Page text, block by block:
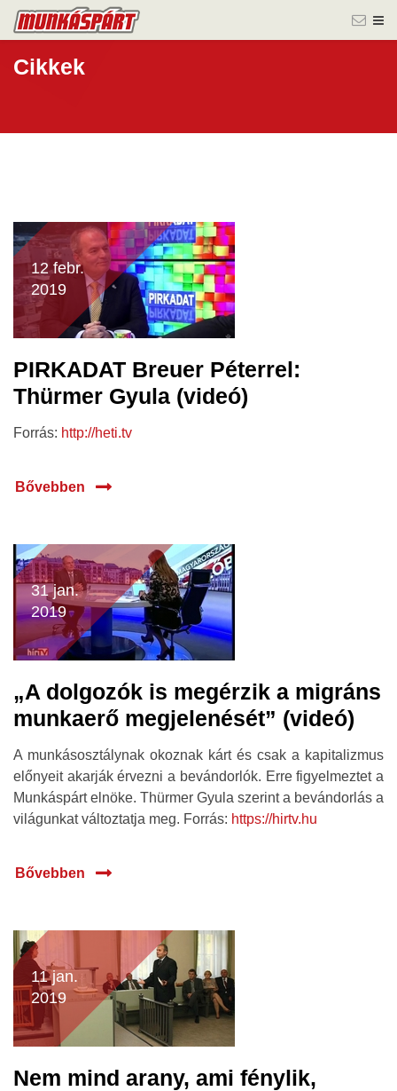
Cikkek
12 febr.
2019
PIRKADAT Breuer Péterrel:
Thürmer Gyula (videó)
Forrás: http://heti.tv
Bővebben
31 jan.
2019
„A dolgozók is megérzik a migráns
munkaerő megjelenését” (videó)
A munkásosztálynak okoznak kárt és csak a kapitalizmus
előnyeit akarják érvezni a bevándorlók. Erre figyelmeztet a
Munkáspárt elnöke. Thürmer Gyula szerint a bevándorlás a
világunkat változtatja meg. Forrás: https://hirtv.hu
Bővebben
11 jan.
2019
Nem mind arany, ami fénylik,